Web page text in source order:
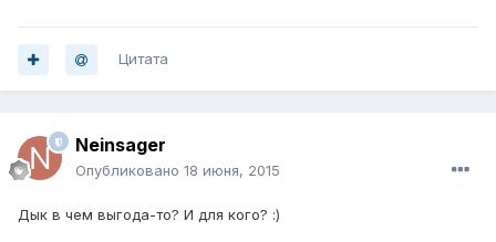
Цитата
Neinsager
Опубликовано 18 июня, 2015
Дык в чем выгода-то? И для кого? :)